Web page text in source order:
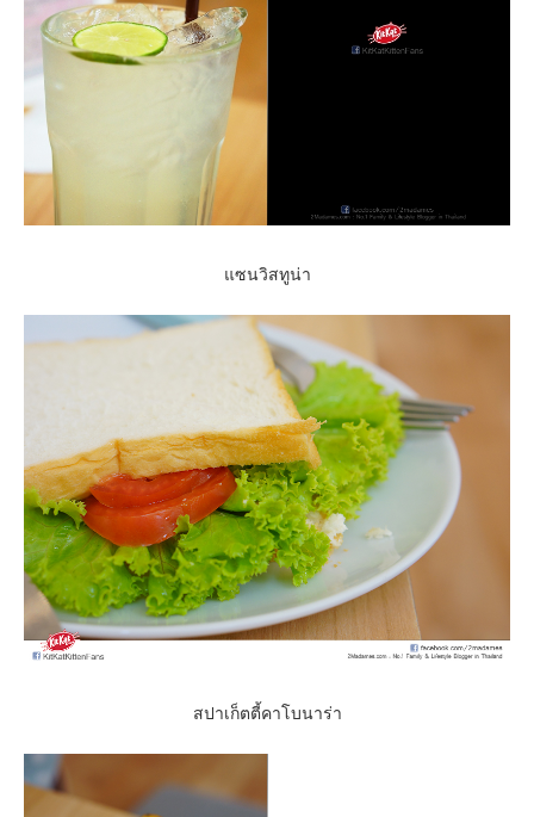
แซนวิสทูน่า
สปาเก็ตตี้คาโบนาร่า